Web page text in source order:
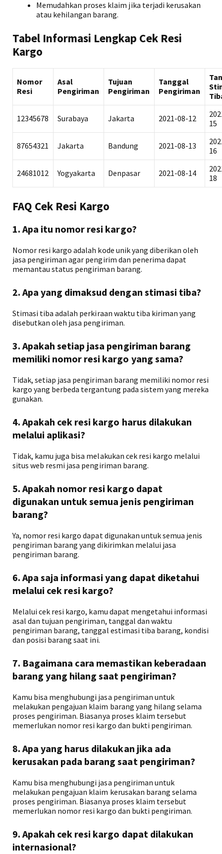
Memudahkan proses klaim jika terjadi kerusakan
atau kehilangan barang.
Tabel Informasi Lengkap Cek Resi
Kargo
Nomor
Resi
Asal
Pengiriman
Tujuan
Pengiriman
Tanggal
Pengiriman
12345678 Surabaya Jakarta 2021-08-12
15
87654321 Jakarta Bandung 2021-08-13
16
24681012 Yogyakarta Denpasar 2021-08-14
18
FAQ Cek Resi Kargo
1. Apa itu nomor resi kargo?
Nomor resi kargo adalah kode unik yang diberikan oleh
jasa pengiriman agar pengirim dan penerima dapat
memantau status pengiriman barang.
2. Apa yang dimaksud dengan stimasi tiba?
Stimasi tiba adalah perkiraan waktu tiba kiriman yang
disebutkan oleh jasa pengiriman.
3. Apakah setiap jasa pengiriman barang
memiliki nomor resi kargo yang sama?
Tidak, setiap jasa pengiriman barang memiliki nomor resi
kargo yang berbeda tergantung pada sistem yang mereka
gunakan.
4. Apakah cek resi kargo harus dilakukan
melalui aplikasi?
Tidak, kamu juga bisa melakukan cek resi kargo melalui
situs web resmi jasa pengiriman barang.
5. Apakah nomor resi kargo dapat
digunakan untuk semua jenis pengiriman
barang?
Ya, nomor resi kargo dapat digunakan untuk semua jenis
pengiriman barang yang dikirimkan melalui jasa
pengiriman barang.
6. Apa saja informasi yang dapat diketahui
melalui cek resi kargo?
Melalui cek resi kargo, kamu dapat mengetahui informasi
asal dan tujuan pengiriman, tanggal dan waktu
pengiriman barang, tanggal estimasi tiba barang, kondisi
dan posisi barang saat ini.
7. Bagaimana cara memastikan keberadaan
barang yang hilang saat pengiriman?
Kamu bisa menghubungi jasa pengiriman untuk
melakukan pengajuan klaim barang yang hilang selama
proses pengiriman. Biasanya proses klaim tersebut
memerlukan nomor resi kargo dan bukti pengiriman.
8. Apa yang harus dilakukan jika ada
kerusakan pada barang saat pengiriman?
Kamu bisa menghubungi jasa pengiriman untuk
melakukan pengajuan klaim kerusakan barang selama
proses pengiriman. Biasanya proses klaim tersebut
memerlukan nomor resi kargo dan bukti pengiriman.
9. Apakah cek resi kargo dapat dilakukan
internasional?